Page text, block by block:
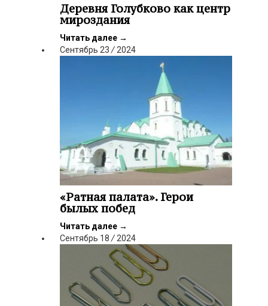
Деревня Голубково как центр
мироздания
Читать далее →
Сентябрь 23 / 2024
«Ратная палата». Герои
былых побед
Читать далее →
Сентябрь 18 / 2024